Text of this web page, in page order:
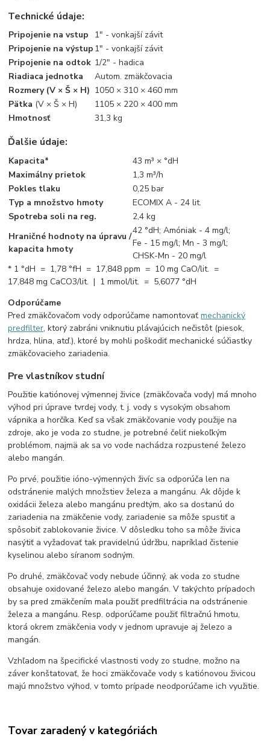
Technické údaje:
Pripojenie na vstup
1" - vonkajší závit
Pripojenie na výstup 1" - vonkajší závit
Pripojenie na odtok 1/2" - hadica
Riadiaca jednotka
Autom. zmäkčovacia
Rozmery (V × Š × H) 1050 × 310 × 460 mm
Pätka (V × Š × H)
1105 × 220 × 400 mm
Hmotnosť
31,3 kg
Ďalšie údaje:
Kapacita*
43 m³ × °dH
Maximálny prietok
1,3 m³/h
Pokles tlaku
0,25 bar
Typ a množstvo hmoty
ECOMIX A - 24 lit.
Spotreba soli na reg.
2,4 kg
​Hraničné hodnoty na úpravu /
kapacita hmoty
42 °dH; Amóniak - 4 mg/l;
Fe - 15 mg/l; Mn - 3 mg/l;
​CHSK-Mn - 20 mg/l
* 1 °dH = 1,78 °fH = 17,848 ppm = 10 mg CaO/lit. =
17,848 mg CaCO3/lit. | 1 mmol/lit. = 5,6077 °dH
Odporúčame
Pred zmäkčovačom vody odporúčame namontovaťmechanický
predfilter, ktorý zabráni vniknutiu plávajúcich nečistôt (piesok,
hrdza, hlina, atď.), ktoré by mohli poškodiť mechanické súčiastky
zmäkčovacieho zariadenia.
Pre vlastníkov studní
Použitie katiónovej výmennej živice (zmäkčovača vody) má mnoho
výhod pri úprave tvrdej vody, t. j. vody s vysokým obsahom
vápnika a horčíka. Keď sa však zmäkčovanie vody použije na
zdroje, ako je voda zo studne, je potrebné čeliť niekoľkým
problémom, najmä ak sa vo vode nachádza rozpustené železo
alebo mangán.
Po prvé, použitie ióno-výmenných živíc sa odporúča len na
odstránenie malých množstiev železa a mangánu. Ak dôjde k
oxidácii železa alebo mangánu predtým, ako sa dostanú do
zariadenia na zmäkčenie vody, zariadenie sa môže spustiť a
spôsobiť zablokovanie živice. V dôsledku toho sa môže živica
nasýtiť a vyžadovať tak pravidelnú údržbu, napríklad čistenie
kyselinou alebo síranom sodným.
Po druhé, zmäkčovač vody nebude účinný, ak voda zo studne
obsahuje oxidované železo alebo mangán. V takýchto prípadoch
by sa pred zmäkčením mala použiť predfiltrácia na odstránenie
železa a mangánu. Resp. odporúčame použiť filtračnú hmotu,
ktorá okrem zmäkčenia vody v jednom upravuje aj železo a
mangán.
Vzhľadom na špecifické vlastnosti vody zo studne, možno na
záver konštatovať, že hoci zmäkčovače vody s katiónovou živicou
majú množstvo výhod, v tomto prípade neodporúčame ich využitie.
Tovar zaradený v kategóriách